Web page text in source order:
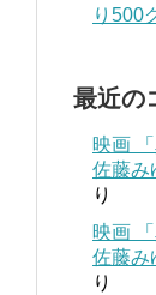
り500
最近の
映画
佐藤み
り
映画
佐藤み
り